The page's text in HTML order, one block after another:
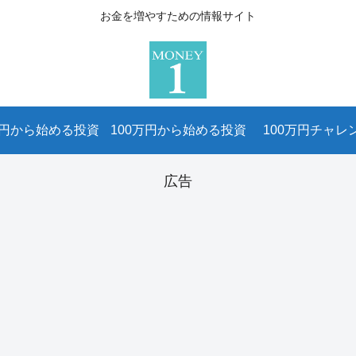
お金を増やすための情報サイト
から始める投資 100万円から始める投資 100万円チャレ
広告